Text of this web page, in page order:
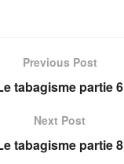
Previous Post
tabagisme partie 6
Next Post
tabagisme partie 8